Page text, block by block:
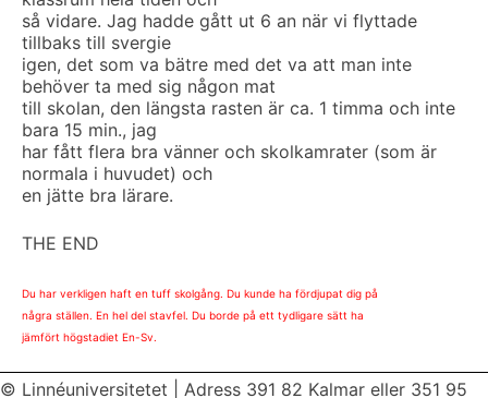
så vidare. Jag hadde gått ut 6 an när vi flyttade
tillbaks till svergie
igen, det som va bätre med det va att man inte
behöver ta med sig någon mat
till skolan, den längsta rasten är ca. 1 timma och inte
bara 15 min., jag
har fått flera bra vänner och skolkamrater (som är
normala i huvudet) och
en jätte bra lärare.
THE END
Du har verkligen haft en tuff skolgång. Du kunde ha fördjupat dig på
några ställen. En hel del stavfel. Du borde på ett tydligare sätt ha
jämfört högstadiet En-Sv.
© Linnéuniversitetet Adress 391 82 Kalmar eller 351 95